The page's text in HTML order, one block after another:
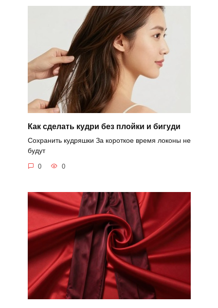
Как сделать кудри без плойки и бигуди
Сохранить кудряшки За короткое время локоны не
будут
0 0